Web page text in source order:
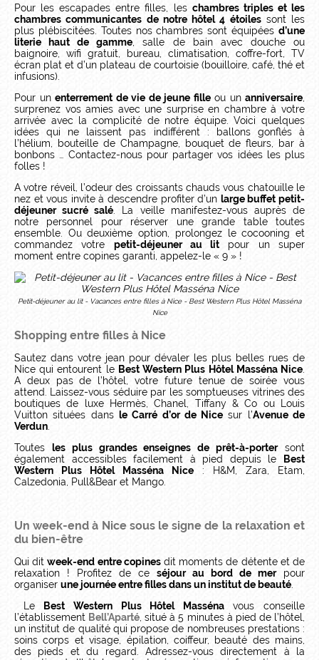
Pour les escapades entre filles, les chambres triples et les
chambres communicantes de notre hôtel 4 étoilessont les
plus plébiscitées. Toutes nos chambres sont équipées d’une
literie haut de gamme , salle de bain avec douche ou
baignoire, wifi gratuit, bureau, climatisation, coffre-fort, TV
écran plat et d’un plateau de courtoisie (bouilloire, café, thé et
infusions).
Pour un enterrement de vie de jeune filleou un anniversaire
surprenez vos amies avec une surprise en chambre à votre
arrivée avec la complicité de notre équipe. Voici quelques
idées qui ne laissent pas indifférent : ballons gonflés à
l’hélium, bouteille de Champagne, bouquet de fleurs, bar à
bonbons … Contactez-nous pour partager vos idées les plus
folles !
A votre réveil, l’odeur des croissants chauds vous chatouille le
nez et vous invite à descendre profiter d’un large buffet petit-
déjeuner sucré salé . La veille manifestez-vous auprès de
notre personnel pour réserver une grande table toutes
ensemble. Ou deuxième option, prolongez le cocooning et
commandez votre petit-déjeuner au lit pour un super
moment entre copines garanti, appelez-le « 9 » !
Petit-déjeuner au lit - Vacances entre filles à Nice - Best Western Plus Hôtel Masséna
Nice
Shopping entre filles à Nice
Sautez dans votre jean pour dévaler les plus belles rues de
Nice qui entourent le Best Western Plus Hôtel Masséna Nice
A deux pas de l’hôtel, votre future tenue de soirée vous
attend. Laissez-vous séduire par les somptueuses vitrines des
boutiques de luxe Hermès, Chanel, Tiffany & Co ou Louis
Vuitton situées dans le Carré d’or de Nice sur l’Avenue de
Verdun
Toutes
les plus grandes enseignes de prêt-à-portersont
également accessibles facilement à pied depuis le
Best
Western Plus Hôtel Masséna Nice : H&M, Zara, Etam,
Calzedonia, Pull&Bear et Mango.
Un week-end à Nice sous le signe de la relaxation et
du bien-être
Qui ditweek-end entre copinesdit moments de détente et de
relaxation ! Profitez de ce séjour au bord de merpour
organiser une journée entre filles dans un institut de beauté
Le
Best Western Plus Hôtel Massénavous conseille
l’établissement Bell’Aparté , situé à 5 minutes à pied de l’hôtel,
un institut de qualité qui propose de nombreuses prestations :
soins corps et visage, épilation, coiffeur, beauté des mains,
des pieds et du regard. Adressez-vous directement à la